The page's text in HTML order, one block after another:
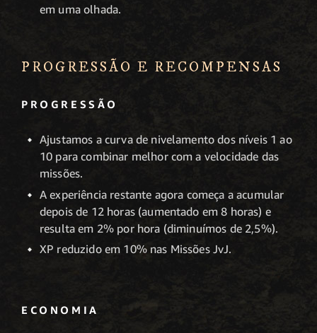
em uma olhada.
PROGRESSÃO E RECOMPENSAS
PROGRESSÃO
Ajustamos a curva de nivelamento dos níveis 1 ao
10 para combinar melhor com a velocidade das
missões.
A experiência restante agora começa a acumular
depois de 12 horas (aumentado em 8 horas) e
resulta em 2% por hora (diminuímos de 2,5%).
XP reduzido em 10% nas Missões JvJ.
ECONOMIA